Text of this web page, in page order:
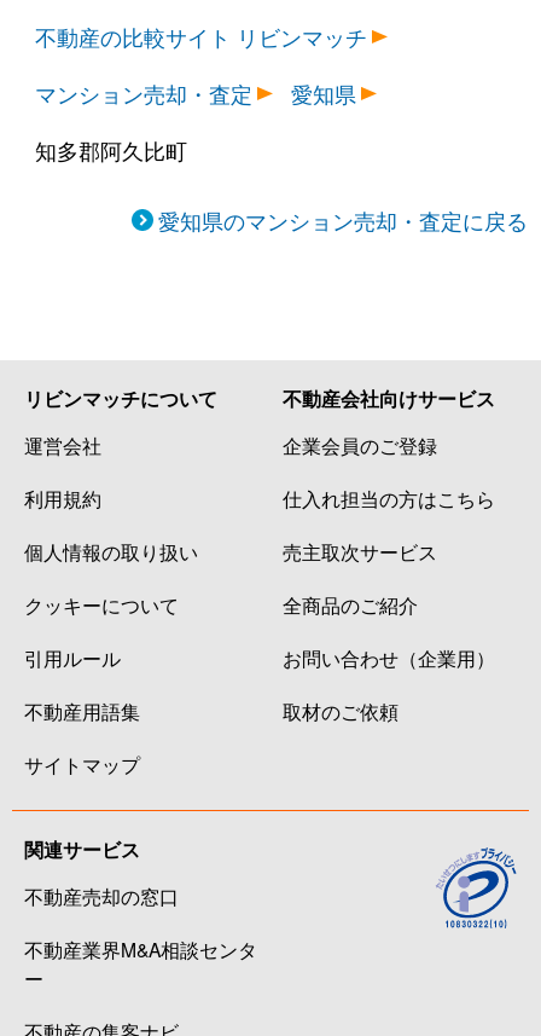
不動産の比較サイト リビンマッチ
マンション売却・査定
愛知県
知多郡阿久比町
愛知県のマンション売却・査定に戻る
リビンマッチについて
運営会社
利用規約
個人情報の取り扱い
クッキーについて
引用ルール
不動産用語集
サイトマップ
不動産会社向けサービス
企業会員のご登録
仕入れ担当の方はこちら
売主取次サービス
全商品のご紹介
お問い合わせ（企業用）
取材のご依頼
関連サービス
不動産売却の窓口
不動産業界M&A相談センタ
ー